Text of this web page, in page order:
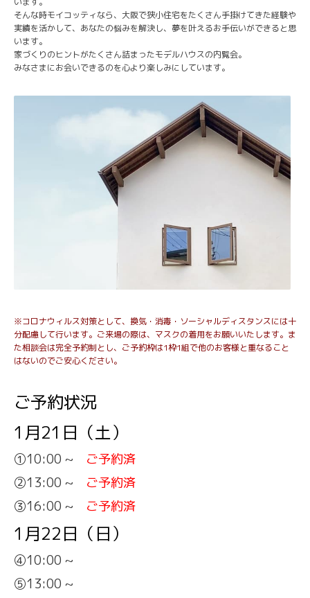
そんな時モイコッティなら、大阪で狭小住宅をたくさん手掛けてきた経験や
実績を活かして、あなたの悩みを解決し、夢を叶えるお手伝いができると思
います。
家づくりのヒントがたくさん詰まったモデルハウスの内覧会。
みなさまにお会いできるのを心より楽しみにしています。
※コロナウィルス対策として、換気・消毒・ソーシャルディスタンスには十
分配慮して行います。ご来場の際は、マスクの着用をお願いいたします。ま
た相談会は完全予約制とし、ご予約枠は1枠1組で他のお客様と重なること
はないのでご安心ください。
ご予約状況
1月21日（土）
①10:00 ~ ご予約済
②13:00 ~ ご予約済
③16:00 ~ ご予約済
1月22日（日）
④10:00 ~
⑤13:00 ~